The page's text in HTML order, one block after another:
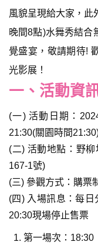
風貌呈現給大家，此
晚間8點)水舞秀結合
覺盛宴，敬請期待!
光影展！
一、活動資
(一) 活動日期：
21:30(關園時間
(二) 活動地點：野
167-1號)
(三) 參觀方式：購票
(四) 入場訊息：每日
20:30現場停止售票
第一場次：18:30